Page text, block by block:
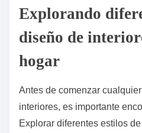
Explorando
diseño de
hogar
Antes de comenzar
interiores, es importante
Explorar diferentes estilos